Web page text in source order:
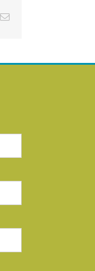
E-